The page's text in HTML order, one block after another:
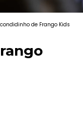
de Frango Kids